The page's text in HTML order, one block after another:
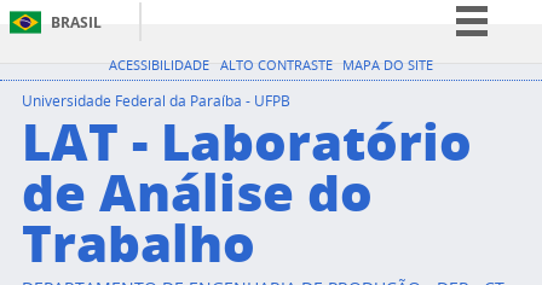
ACESSIBILIDADE ALTO CONTRASTE MAPA DO SITE
BRASIL
Simplifique!
Participe
Acesso à informação
Legislação
Universidade Federal da Paraíba - UFPB
LAT - Laboratório
de Análise do
Trabalho